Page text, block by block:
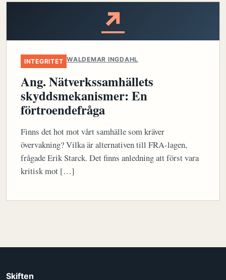
↗
INTEGRITET WALDEMAR INGDAHL
Ang. Nätverkssamhällets
skyddsmekanismer: En
förtroendefråga
Finns det hot mot vårt samhälle som kräver
övervakning? Vilka är alternativen till FRA-lagen,
frågade Erik Starck. Det finns anledning att först vara
kritisk mot […]
Skiften